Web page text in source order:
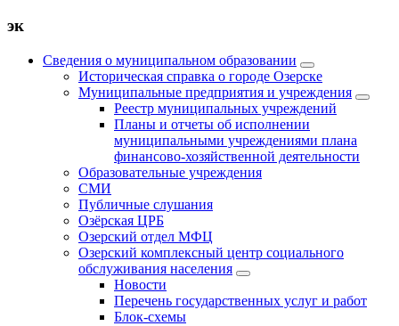
эк
Сведения о муниципальном образовании
Историческая справка о городе Озерске
Муниципальные предприятия и учреждения
Реестр муниципальных учреждений
Планы и отчеты об исполнении
муниципальными учреждениями плана
финансово-хозяйственной деятельности
Образовательные учреждения
СМИ
Публичные слушания
Озёрская ЦРБ
Озерский отдел МФЦ
Озерский комплексный центр социального
обслуживания населения
Новости
Перечень государственных услуг и работ
Блок-схемы